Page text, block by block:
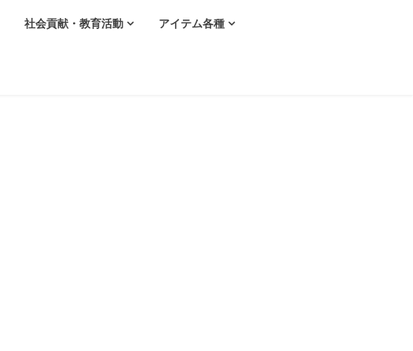
社会貢献・教育活動 アイテム各種